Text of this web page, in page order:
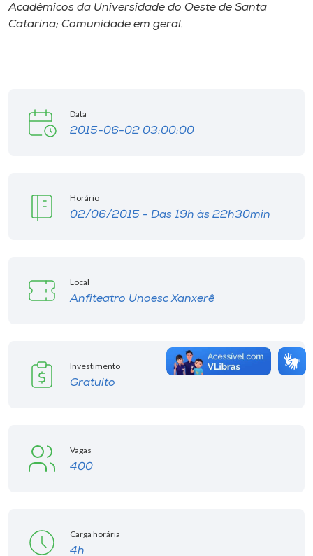
Acadêmicos da Universidade do Oeste de Santa
Catarina; Comunidade em geral.
Data
2015-06-02 03:00:00
Horário
02/06/2015 - Das 19h às 22h30min
Local
Anfiteatro Unoesc Xanxerê
Investimento
Gratuito
Vagas
400
Carga horária
4h